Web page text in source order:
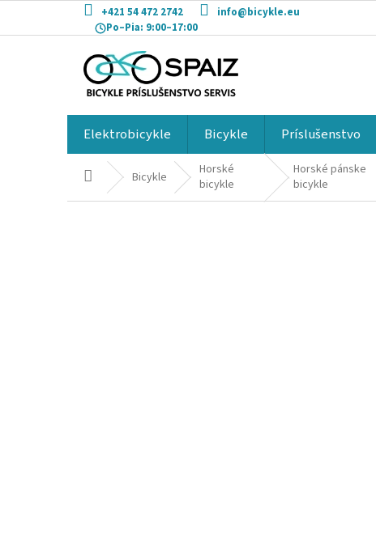
obsah
+421 54 472 2742
info@bicykle.eu
Po–Pia: 9:00–17:00
Elektrobicykle Bicykle Príslušenstvo
DomovBicykle
Horské
bicykle
Horské pánske
bicykle